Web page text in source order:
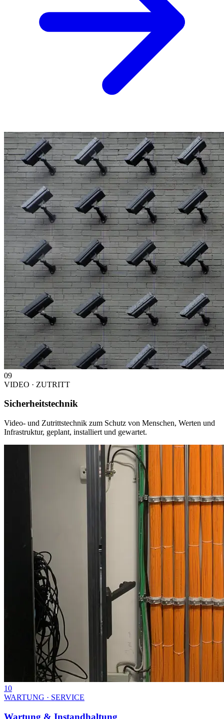
09
VIDEO · ZUTRITT
Sicherheitstechnik
Video- und Zutrittstechnik zum Schutz von Menschen, Werten und
Infrastruktur, geplant, installiert und gewartet.
10
WARTUNG · SERVICE
Wartung & Instandhaltung